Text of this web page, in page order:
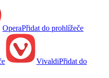
OperaPřidat do prohlížeče
VivaldiPřidat do